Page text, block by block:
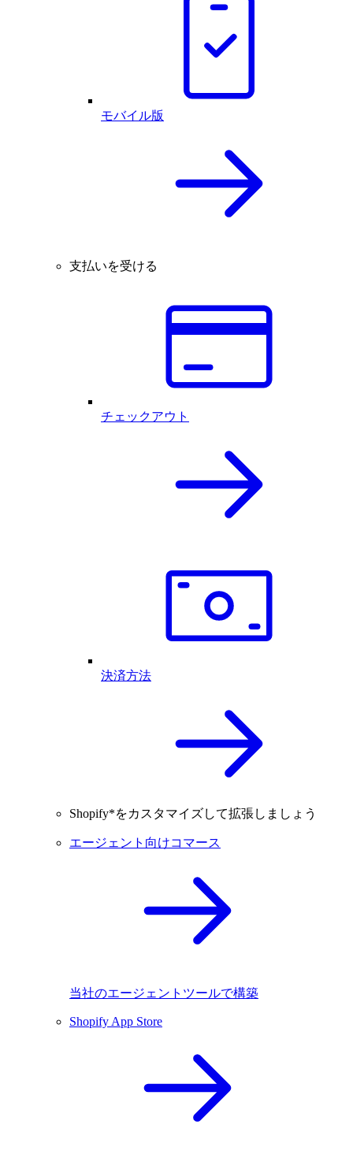
モバイル版
支払いを受ける
チェックアウト
決済方法
Shopify*をカスタマイズして拡張しましょう
エージェント向けコマース
当社のエージェントツールで構築
Shopify App Store